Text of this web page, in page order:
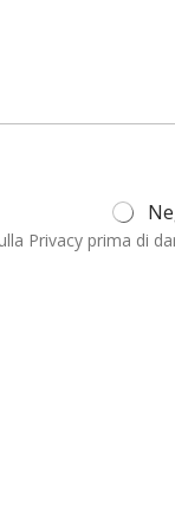
Privacy prima di